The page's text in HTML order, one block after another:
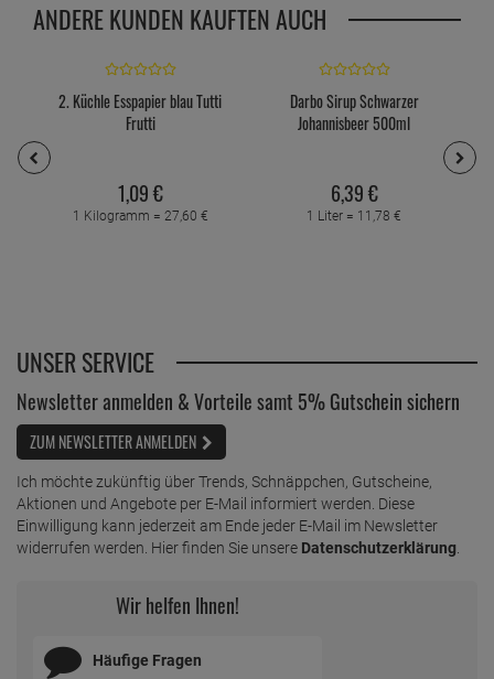
ANDERE KUNDEN KAUFTEN AUCH
2. Küchle Esspapier blau Tutti
Frutti
1,09€
1 Kilogramm = 27,60 €
Darbo Sirup Schwarzer
Johannisbeer 500ml
6,39€
1 Liter = 11,78 €
UNSER SERVICE
Newsletter anmelden & Vorteile samt 5% Gutschein sichern
ZUM NEWSLETTER ANMELDEN
Ich möchte zukünftig über Trends, Schnäppchen, Gutscheine,
Aktionen und Angebote per E-Mail informiert werden. Diese
Einwilligung kann jederzeit am Ende jeder E-Mail im Newsletter
widerrufen werden. Hier finden Sie unsere Datenschutzerklärung.
Wir helfen Ihnen!
Häufige Fragen